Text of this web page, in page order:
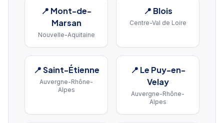
📍 Mont-de-
Marsan
Nouvelle-Aquitaine
📍 Blois
Centre-Val de Loire
📍Saint-Étienne
Auvergne-Rhône-
Alpes
📍 Le Puy-en-
Velay
Auvergne-Rhône-
Alpes